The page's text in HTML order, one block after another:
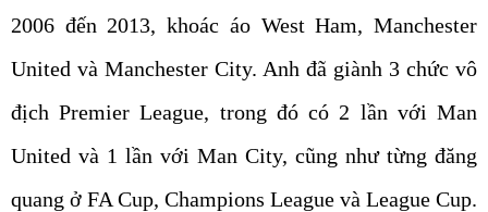
2006 đến 2013, khoác áo West Ham, Manchester
United và Manchester City. Anh đã giành 3 chức vô
địch Premier League, trong đó có 2 lần với Man
United và 1 lần với Man City, cũng như từng đăng
quang ở FA Cup, Champions League và League Cup.